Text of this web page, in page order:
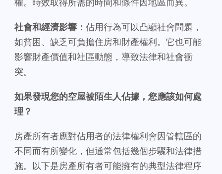
社會和經濟影響： 佔用行為可以凸顯社會問題，
如貧困、缺乏可負擔住房和財產權利。它也可能
影響財產價值和社區動態，導致法律和社會衝
突。
如果發現您的空屋被陌生人佔據，您應該如何處
理？
房產所有者應對佔用者的法律權利會因管轄區的
不同而有所變化，但通常包括幾個步驟和法律措
施。以下是房產所有者可能擁有的典型法律程序